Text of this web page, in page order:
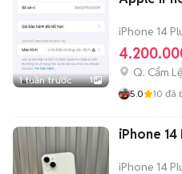
1 tuần trước 1
iPhone 14
Q. Cẩm Lệ
5.0 10 đã
iPhone 14
iPhone 14